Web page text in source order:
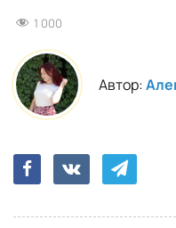
1 000
Автор: